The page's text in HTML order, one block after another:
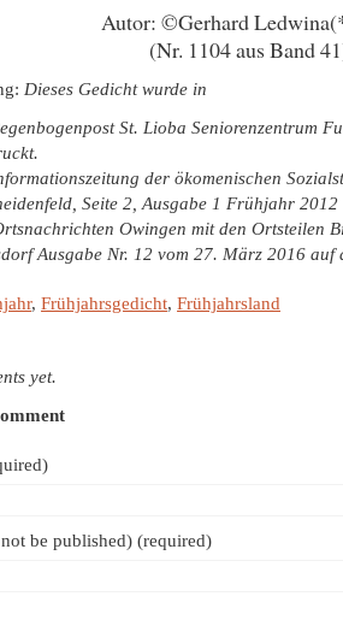
Autor: ©Gerhard
(Nr. 1104 aus Band
Dieses Gedicht wurde in
St. Lioba Seniorenzentrum
der ökomenischen
Seite 2, Ausgabe 1 Frühjahr
Owingen mit den Ortsteilen
Ausgabe Nr. 12 vom 27. März 2016 auf
, Frühjahrsgedicht, Frühjahrsland
yet.
be published) (required)